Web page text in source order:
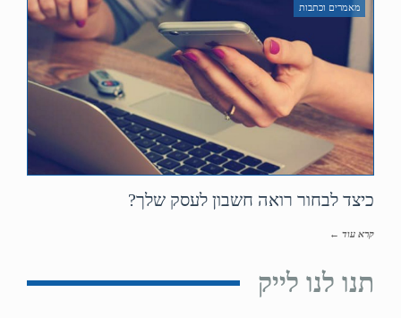
מאמרים וכתבות
כיצד לבחור רואה חשבון לעסק שלך?
קרא עוד ←
תנו לנו לייק